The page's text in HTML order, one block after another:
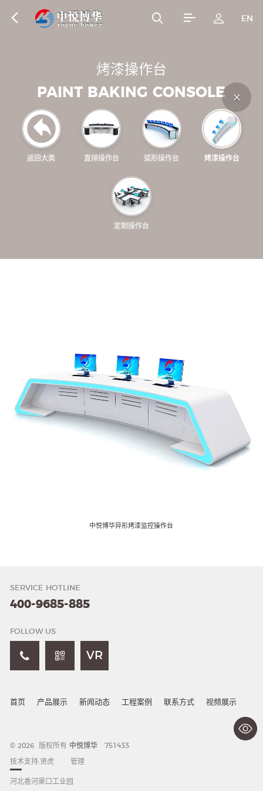
Flip the computer
desk
Monitoring console
Multimedia podium
播音桌
Broadcasting Table
EN
烤漆操作台
PA NT BA K NG CO NSO L E
返回大类 直排操作台 弧形操作台 烤漆操作台
定制操作台
中悦博华异形烤漆监控操作台
SERVICE HOTLINE
400-9685-885
FOLLOW US
VR
首页 产品展示 新闻动态 工程案例 联系方式 视频展示
© 2026 版权所有 中悦博华 751433
技术支持:贤虎 管理
河北香河渠口工业园